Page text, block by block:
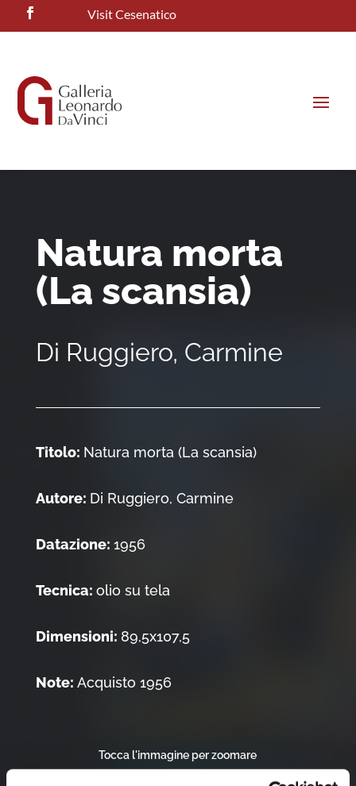
Visit Cesenatico
Natura morta
(La scansia)
Di Ruggiero, Carmine
Titolo: Natura morta (La scansia)
Autore: Di Ruggiero, Carmine
Datazione: 1956
Tecnica: olio su tela
Dimensioni: 89,5x107,5
Note: Acquisto 1956
Tocca l'immagine per zoomare